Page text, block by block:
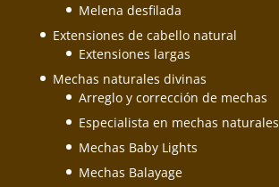
Melena desfilada
Extensiones de cabello natural
Extensiones largas
Mechas naturales divinas
Arreglo y corrección de mechas
Especialista en mechas naturales
Mechas Baby Lights
Mechas Balayage